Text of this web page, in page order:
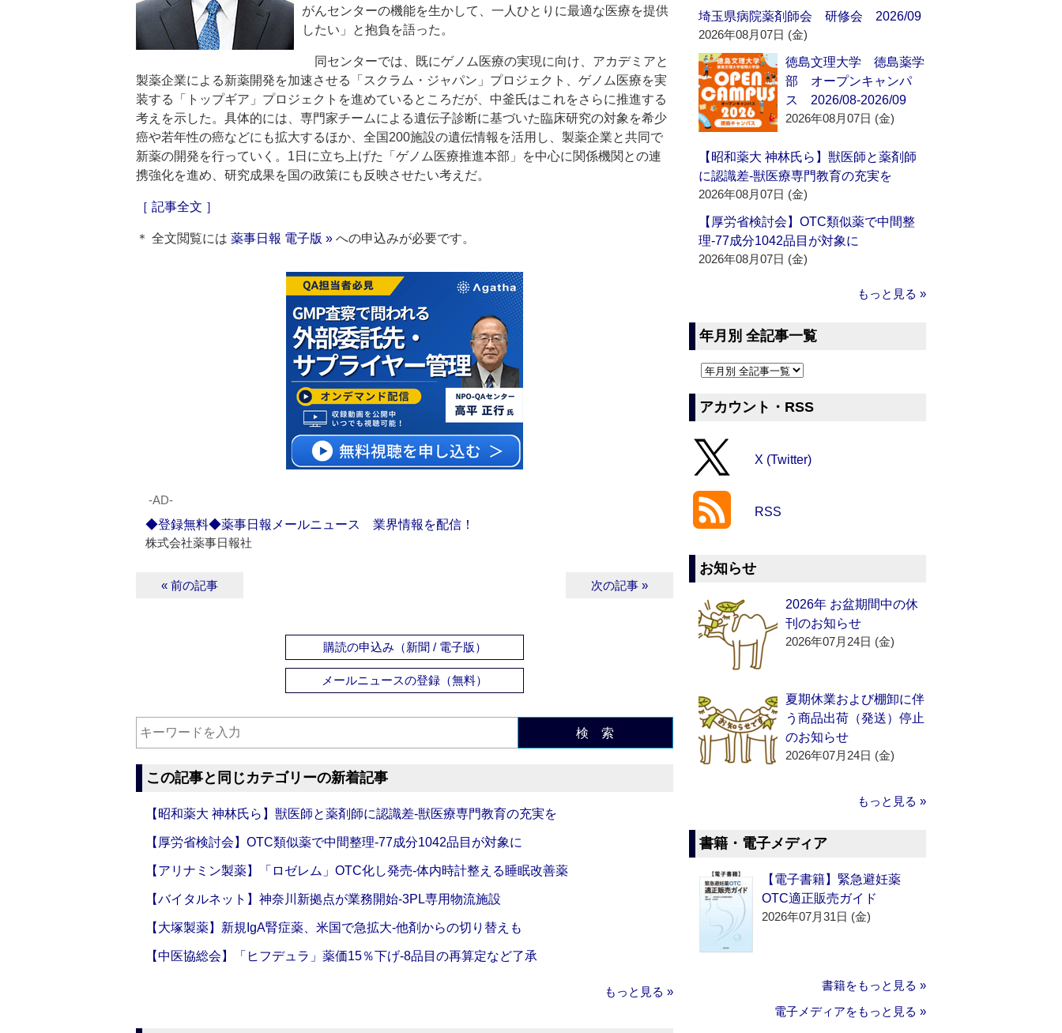
がんセンターの機能を生かして、一人ひとりに最適な医療を提供
したい」と抱負を語った。
同センターでは、既にゲノム医療の実現に向け、アカデミアと
製薬企業による新薬開発を加速させる「スクラム・ジャパン」プロジェクト、ゲノム医療を実
装する「トップギア」プロジェクトを進めているところだが、中釜氏はこれをさらに推進する
考えを示した。具体的には、専門家チームによる遺伝子診断に基づいた臨床研究の対象を希少
癌や若年性の癌などにも拡大するほか、全国200施設の遺伝情報を活用し、製薬企業と共同で
新薬の開発を行っていく。1日に立ち上げた「ゲノム医療推進本部」を中心に関係機関との連
携強化を進め、研究成果を国の政策にも反映させたい考えだ。
［ 記事全文 ］
＊ 全文閲覧には 薬事日報 電子版 » への申込みが必要です。
‐AD‐
◆登録無料◆薬事日報メールニュース 業界情報を配信！
株式会社薬事日報社
« 前の記事 次の記事 »
購読の申込み（新聞 / 電子版）
メールニュースの登録（無料）
検 索
この記事と同じカテゴリーの新着記事
【昭和薬大 神林氏ら】獣医師と薬剤師に認識差‐獣医療専門教育の充実を
【厚労省検討会】OTC類似薬で中間整理‐77成分1042品目が対象に
【アリナミン製薬】「ロゼレム」OTC化し発売‐体内時計整える睡眠改善薬
【バイタルネット】神奈川新拠点が業務開始‐3PL専用物流施設
【大塚製薬】新規IgA腎症薬、米国で急拡大‐他剤からの切り替えも
【中医協総会】「ヒフデュラ」薬価15％下げ‐8品目の再算定など了承
もっと見る »
埼玉県病院薬剤師会 研修会 2026/09
2026年08月07日 (金)
徳島文理大学 徳島薬学
部 オープンキャンパ
ス 2026/08-2026/09
2026年08月07日 (金)
【昭和薬大 神林氏ら】獣医師と薬剤師
に認識差‐獣医療専門教育の充実を
2026年08月07日 (金)
【厚労省検討会】OTC類似薬で中間整
理‐77成分1042品目が対象に
2026年08月07日 (金)
もっと見る »
年月別 全記事一覧
アカウント・RSS
X (Twitter)
RSS
お知らせ
2026年 お盆期間中の休
刊のお知らせ
2026年07月24日 (金)
夏期休業および棚卸に伴
う商品出荷（発送）停止
のお知らせ
2026年07月24日 (金)
もっと見る »
書籍・電子メディア
【電子書籍】緊急避妊薬
OTC適正販売ガイド
2026年07月31日 (金)
書籍をもっと見る »
電子メディアをもっと見る »